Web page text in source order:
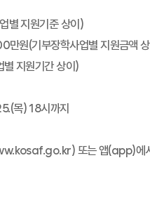
별 지원기준 상이)
원(기부장학사업별 지원금액
지원기간 상이)
목) 18시까지
또는 앱(app)에